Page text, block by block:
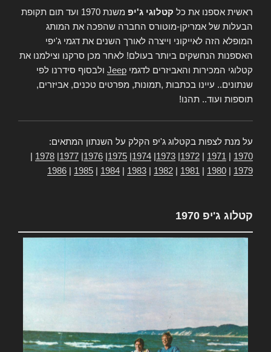
ראשית אספנו את כל קטלוגי ג'יפ
משנת 1970 ועד תום תקופת
הבעלות של אמריקן-מוטורס החברה שהפכה את המותג
המופלא הזה לאייקוני וייצרה לאורך השנים את דגמי ג'יפי
האספנות הנחשקים ביותר בעולם! לאחר מכן סרקנו וצילמנו את
קטלוגי המכירות והאביזרים לדגמי Jeep ולבסוף סידרנו לפי
שנתונים.. עיינו בכתבות ,תמונות, מפרטים טכנים, אביזרים,
תוספות ועוד.. תהנו!
על מנת לצפות בקטלוג ג'יפ הקלק על השנתון המתאים:
1970
1971
1972
1973
1974
1975
1976
1977
1978
1979
1980
1981
1982
1983
1984
1985
1986
קטלוג ג'יפ 1970